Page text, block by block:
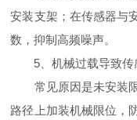
安装支架；在传感器与
数，抑制高频噪声。
5、机械过载导致传
常见原因是未安装限
路径上加装机械限位，